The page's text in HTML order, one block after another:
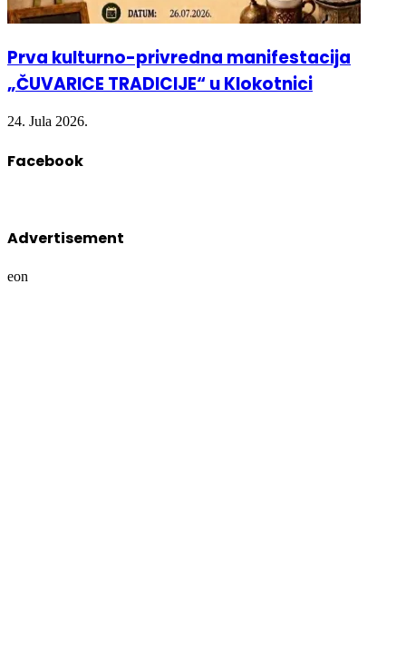
Prva kulturno-privredna manifestacija
„ČUVARICE TRADICIJE“ u Klokotnici
24. Jula 2026.
Advertisement